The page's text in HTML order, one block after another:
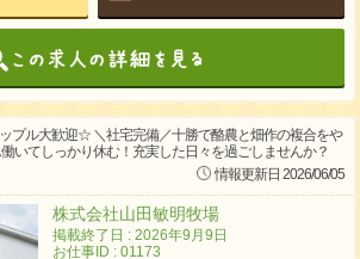
プル大歓迎☆ ＼社宅完備／十勝で酪農と畑作の複合をや
いてしっかり休む！充実した日々を過ごしませんか？
情報更新日 2026/06/05
株式会社山田敏明牧場
掲載終了日 : 2026年9月9日
お仕事ID : 01173